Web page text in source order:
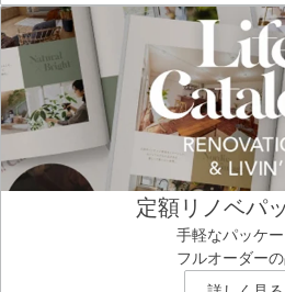
定額リノベパ
手軽なパッケ
フルオーダー